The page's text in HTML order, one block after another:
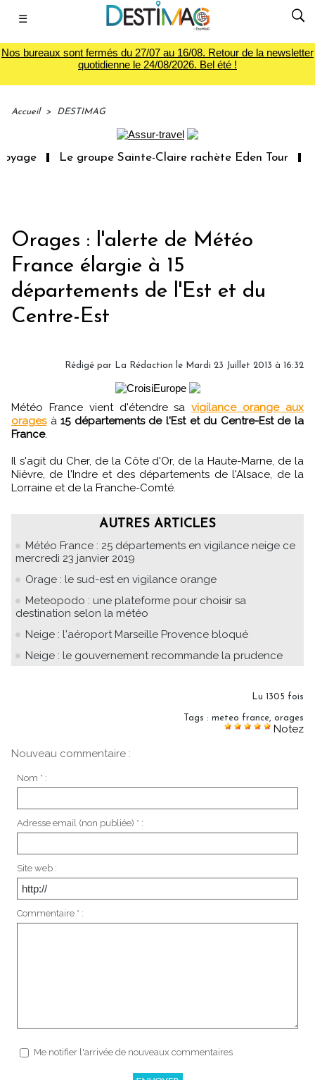
☰
Nos bureaux sont fermés du 27/07 au 16/08. Retour de la newsletter
quotidienne le 24/08/2026. Bel été !
Accueil > DESTIMAG
Le groupe Sainte-Claire rachète Eden Tour
Orages : l'alerte de Météo
France élargie à 15
départements de l'Est et du
Centre-Est
Rédigé par La Rédaction le Mardi 23 Juillet 2013 à 16:32
Météo France vient d'étendre savigilance orange aux
oragesà15 départements de l'Est et du Centre-Est de la
France.
Il s'agit du Cher, de la Côte d'Or, de la Haute-Marne, de la
Nièvre, de l'Indre et des départements de l'Alsace, de la
Lorraine et de la Franche-Comté.
AUTRES ARTICLES
Météo France : 25 départements en vigilance neige ce
mercredi 23 janvier 2019
Orage : le sud-est en vigilance orange
Meteopodo : une plateforme pour choisir sa
destination selon la météo
Neige : l'aéroport Marseille Provence bloqué
Neige : le gouvernement recommande la prudence
Lu 1305 fois
Tags : meteo france orages
Notez
Nouveau commentaire :
Nom * :
Adresse email (non publiée) * :
Site web :
Commentaire * :
Me notifier l'arrivée de nouveaux commentaires